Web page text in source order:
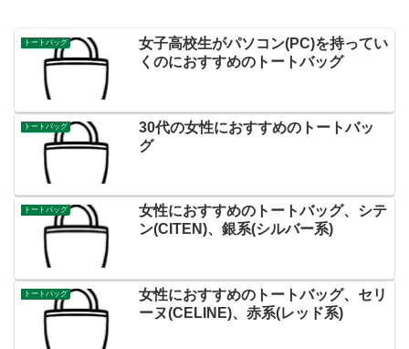
トートバッグ
女子高校生がパソコン(PC)を持ってい
くのにおすすめのトートバッグ
トートバッグ
30代の女性におすすめのトートバッ
グ
トートバッグ
女性におすすめのトートバッグ、シテ
ン(CITEN)、銀系(シルバー系)
トートバッグ
女性におすすめのトートバッグ、セリ
ーヌ(CELINE)、赤系(レッド系)